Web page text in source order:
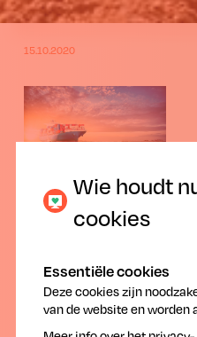
15.10.2020
Residulimieten in
wereldhandel: een
Wereldhandel kan enkel
regelgeving met
Wie houdt
cookies
Essentiële cookies
Deze cookies zijn
van de website en worden